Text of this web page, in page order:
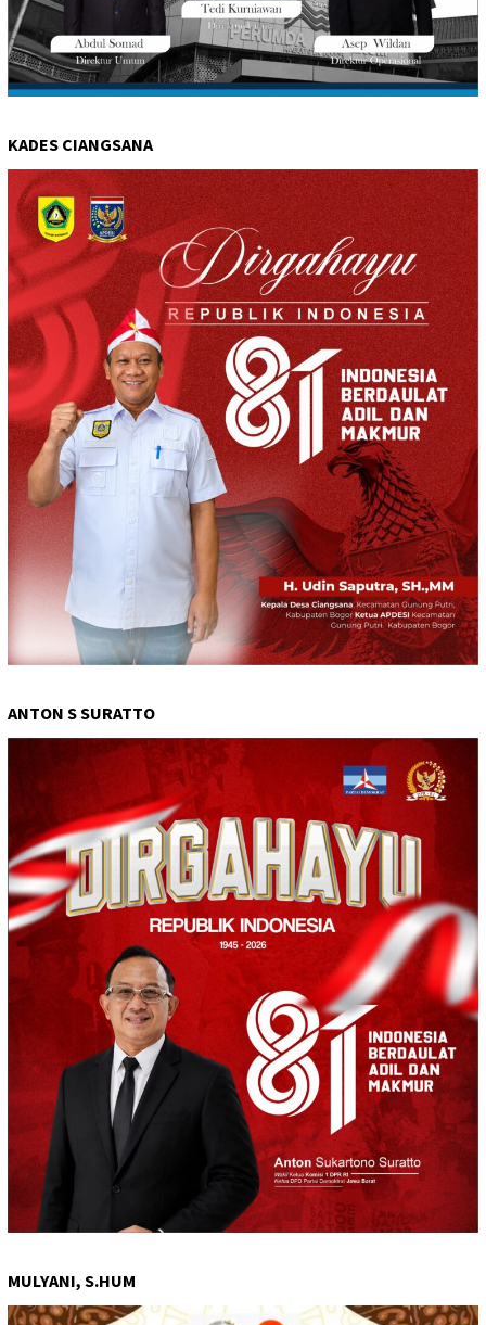
KADES CIANGSANA
ANTON S SURATTO
MULYANI, S.HUM